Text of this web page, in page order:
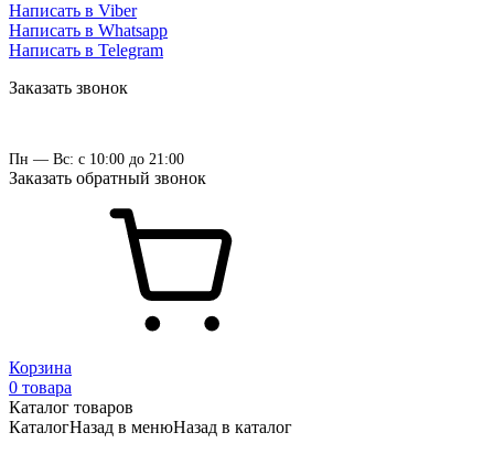
Написать в Viber
Написать в Whatsapp
Написать в Telegram
Заказать звонок
Пн — Вс: с 10:00 до 21:00
Заказать обратный звонок
Корзина
0 товара
Каталог товаров
КаталогНазад в менюНазад в каталог